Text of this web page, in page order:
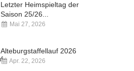
Letzter Heimspieltag der
Saison 25/26...
Mai 27, 2026
Alteburgstaffellauf 2026
Apr. 22, 2026